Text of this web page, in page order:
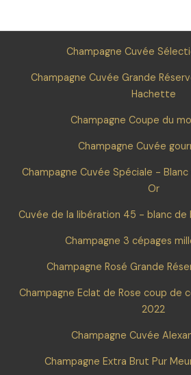
Champagne Cuvée
Champagne Cuvée Grande
Hachette
Champagne Coupe du
Champagne Cuvée
Champagne Cuvée Spéciale -
Or
Cuvée de la libération 45 - blanc de
Champagne 3 cépages
Champagne Rosé Grande
Champagne Eclat de Rose coup de
2022
Champagne Cuvée
Champagne Extra Brut Pur